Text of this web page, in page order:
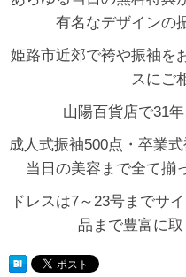
有名なデザインの
姫路市近郊で袴や振袖を
スにご
山陽百貨店で31
成人式振袖500点・卒業
当日の美容まで全て揃
ドレスは7～23号までサ
品まで豊富に取